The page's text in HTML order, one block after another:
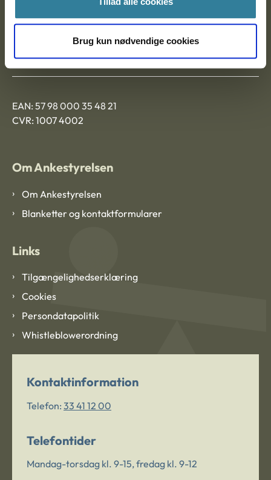
Brug kun nødvendige cookies
Ankestyrelsen Aalborg
Ankestyrelsen København
EAN: 57 98 000 35 48 21
CVR: 1007 4002
Om Ankestyrelsen
Om Ankestyrelsen
Blanketter og kontaktformularer
Links
Tilgængelighedserklæring
Cookies
Persondatapolitik
Whistleblowerordning
Kontaktinformation
Telefon: 33 41 12 00
Telefontider
Mandag-torsdag kl. 9-15, fredag kl. 9-12